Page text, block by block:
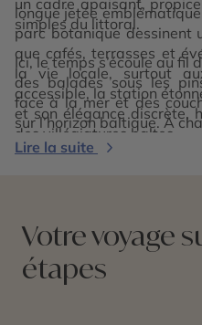
simples du littoral.
longue jetée
parc botanique dessinent
que cafés, terrasses et
la vie locale, surtout
accessible, la station
et son élégance discrète,
des villégiatures baltes.
Ici, le temps s’écoule au fil
des balades sous les
face à la mer et des
sur l’horizon baltique. À
ralentir, respirer et
Lire la suite
Votre voyage
étapes